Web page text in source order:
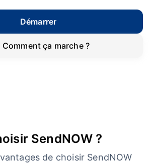
Démarrer
Comment ça marche ?
SendNOW ?
de choisir SendNOW